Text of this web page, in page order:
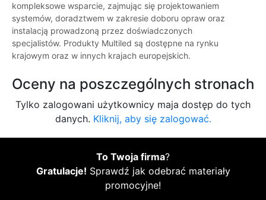
kompleksowe wsparcie, zajmując się projektowaniem
systemów, doradztwem w zakresie doboru opraw oraz
instalacją prowadzoną przez doświadczonych
specjalistów. Produkty Multiled są dostępne na rynku
krajowym oraz w innych krajach europejskich.
Oceny na poszczególnych stronach
Tylko zalogowani użytkownicy maja dostęp do tych
danych. Kliknij, aby się zalogować.
To Twoja firma?
Gratulacje! Sprawdź jak odebrać materiały
promocyjne!